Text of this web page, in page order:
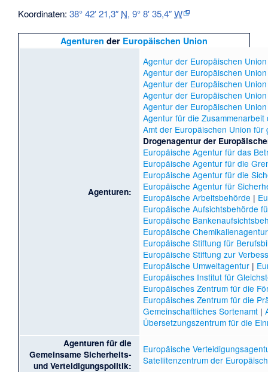
Koordinaten:38° 42′ 21,3″ N,9° 8′ 35,4″W
Agenturen der Europäischen Union
Agenturen:
Agentur der Europäischen
Agentur der Europäischen
Agentur der Europäischen
Agentur der Europäischen
Agentur der Europäischen
Agentur für die
Amt der Europäischen Union für
Drogenagentur der
Europäische Agentur für das
Europäische Agentur für die
Europäische Agentur für die
Europäische Agentur für
Europäische Arbeitsbehörde |
Europäische Aufsichtsbehörde
Europäische
Europäische Chemikalienagentur
Europäische Stiftung für
Europäische Stiftung zur
Europäische Umweltagentur|
Europäisches Institut für
Europäisches Zentrum für die
Europäisches Zentrum für die
Gemeinschaftliches Sortenamt|
Übersetzungszentrum für die
Agenturen für die
Gemeinsame Sicherheits-
und Verteidigungspolitik:
Europäische
Satellitenzentrum der